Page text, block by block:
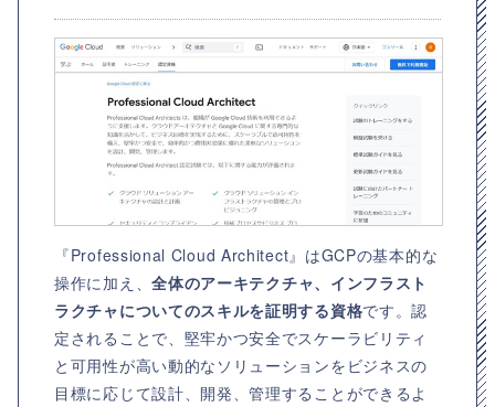
『Professional Cloud Architect』はGCPの基本的な
操作に加え、全体のアーキテクチャ、インフラスト
ラクチャについてのスキルを証明する資格です。認
定されることで、堅牢かつ安全でスケーラビリティ
と可用性が高い動的なソリューションをビジネスの
目標に応じて設計、開発、管理することができるよ